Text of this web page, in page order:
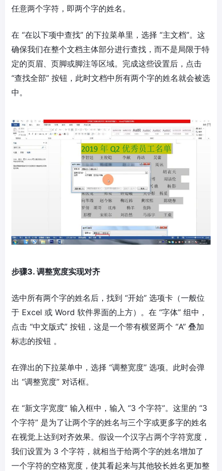
任意两个字符，即两个字的姓名。
在 “在以下项中查找” 的下拉菜单里，选择 “主文档”。这
确保我们在整个文档主体部分进行查找，而不是局限于特
定的页眉、页脚或脚注等区域。完成这些设置后，点击
“查找全部” 按钮，此时文档中所有两个字的姓名就会被选
中。
步骤3. 调整宽度实现对齐
选中所有两个字的姓名后，找到 “开始” 选项卡（一般位
于 Excel 或 Word 软件界面的上方）。在 “字体” 组中，
点击 “中文版式” 按钮，这是一个带有横竖两个 “A” 叠加
标志的按钮 。
在弹出的下拉菜单中，选择 “调整宽度” 选项。此时会弹
出 “调整宽度” 对话框。
在 “新文字宽度” 输入框中，输入 “3 个字符”。这里的 “3
个字符” 是为了让两个字的姓名与三个字或更多字的姓名
在视觉上达到对齐效果。假设一个汉字占两个字符宽度，
我们设置为 3 个字符，就相当于给两个字的姓名增加了
一个字符的空格宽度，使其看起来与其他较长姓名更加整